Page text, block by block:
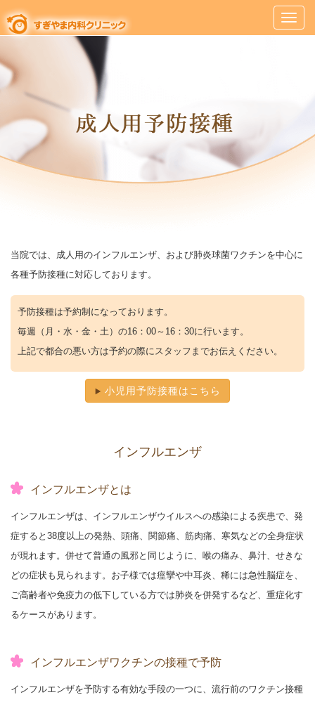
当院では、成人用のインフルエンザ、および肺炎球菌ワクチンを中心に
各種予防接種に対応しております。
予防接種は予約制になっております。
毎週（月・水・金・土）の16：00～16：30に行います。
上記で都合の悪い方は予約の際にスタッフまでお伝えください。
小児用予防接種はこちら
インフルエンザ
インフルエンザとは
インフルエンザは、インフルエンザウイルスへの感染による疾患で、発
症すると38度以上の発熱、頭痛、関節痛、筋肉痛、寒気などの全身症状
が現れます。併せて普通の風邪と同じように、喉の痛み、鼻汁、せきな
どの症状も見られます。お子様では痙攣や中耳炎、稀には急性脳症を、
ご高齢者や免疫力の低下している方では肺炎を併発するなど、重症化す
るケースがあります。
インフルエンザワクチンの接種で予防
インフルエンザを予防する有効な手段の一つに、流行前のワクチン接種